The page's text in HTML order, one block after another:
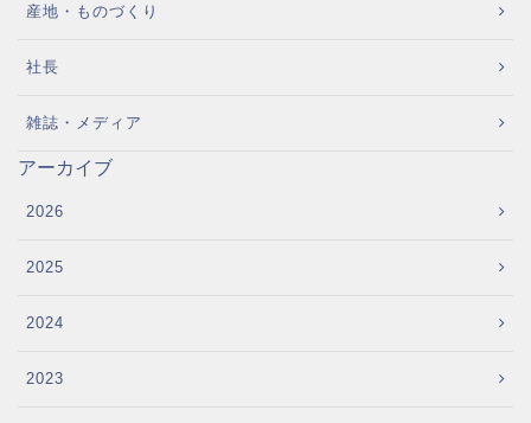
産地・ものづくり
社長
雑誌・メディア
アーカイブ
2026
2025
2024
2023